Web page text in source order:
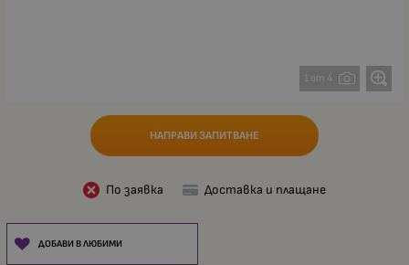
1 от 4
НАПРАВИ ЗАПИТВАНЕ
По заявка Доставка и плащане
ДОБАВИ В ЛЮБИМИ